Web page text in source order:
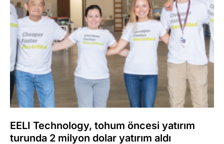
EELI Technology, tohum öncesi yatırım
turunda 2 milyon dolar yatırım aldı